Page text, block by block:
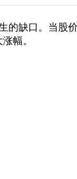
的缺口。当股
幅。